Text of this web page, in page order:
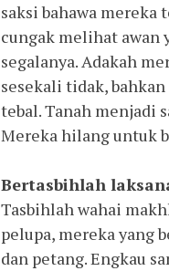
saksi bahawa mereka
cungak melihat awan
segalanya. Adakah
sesekali tidak,
tebal. Tanah menjadi
Mereka hilang untuk
Bertasbihlah
Tasbihlah wahai
pelupa, mereka yang
dan petang. Engkau